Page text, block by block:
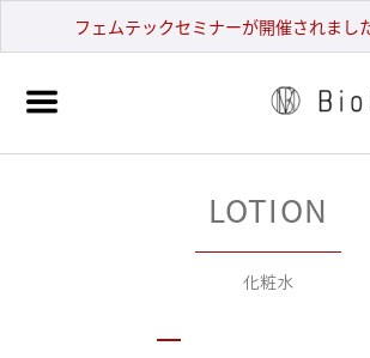
フェムテックセミナーが開催されまし
LOTION
化粧水